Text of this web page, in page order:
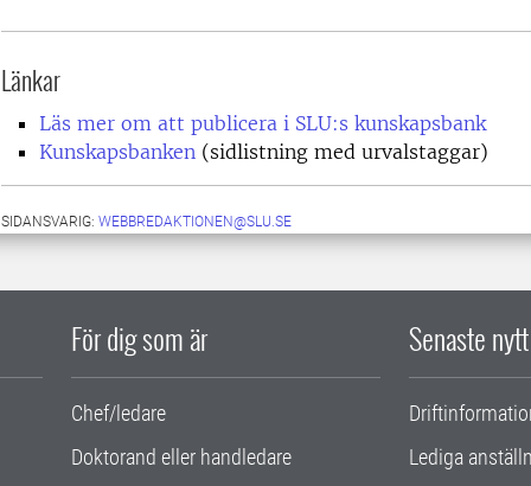
Länkar
Läs mer om att publicera i SLU:s kunskapsbank
Kunskapsbanken (sidlistning med urvalstaggar)
SIDANSVARIG: WEBBREDAKTIONEN@SLU.SE
För dig som är
Chef/ledare
Doktorand eller handledare
Senaste
Lediga